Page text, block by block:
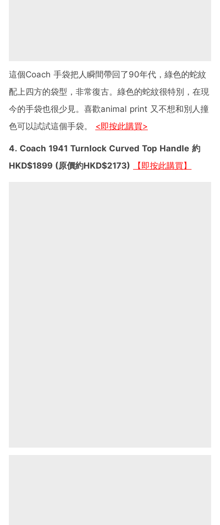
這個Coach 手袋把人瞬間帶回了90年代，綠色的蛇紋
配上四方的袋型，非常復古。綠色的蛇紋很特別，在現
今的手袋也很少見。喜歡animal print 又不想和別人撞
色可以試試這個手袋。 <即按此購買>
4. Coach 1941 Turnlock Curved Top Handle 約
HKD$1899 (原價約HKD$2173)
【即按此購買】